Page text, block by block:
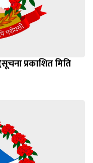
प्रकाशित मिति